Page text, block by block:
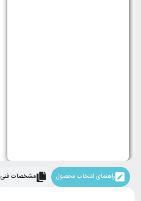
راهنمای انتخاب محصول مشخصات فنی